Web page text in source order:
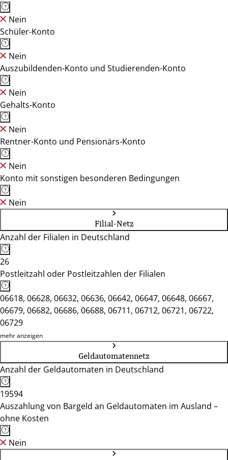
Nein
Schüler-Konto
Nein
Auszubildenden-Konto und Studierenden-Konto
Nein
Gehalts-Konto
Nein
Rentner-Konto und Pensionärs-Konto
Nein
Konto mit sonstigen besonderen Bedingungen
Nein
Filial-Netz
Anzahl der Filialen in Deutschland
26
Postleitzahl oder Postleitzahlen der Filialen
06618, 06628, 06632, 06636, 06642, 06647, 06648, 06667,
06679, 06682, 06686, 06688, 06711, 06712, 06721, 06722,
06729
mehr anzeigen
Geldautomatennetz
Anzahl der Geldautomaten in Deutschland
19594
Auszahlung von Bargeld an Geldautomaten im Ausland –
ohne Kosten
Nein